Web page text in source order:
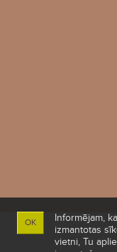
OK
Informējam,
izmantotas
vietni, Tu